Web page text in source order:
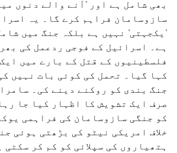
بھی شامل ہے اور 'آنے والے دنوں
سازوسامان فراہم کرے گا۔ یہ
'یکجہتی' نہیں ہے بلکہ جنگ میں
ہے۔ اسرائیل کے فوجی ردعمل کی
فلسطینیوں کے قتل کے بارے میں
کہا گیا۔ تحمل کی کوئی بات نہیں
جنگ بندی کو روکنے دینے کی۔
صرف ایک تشویش کا اظہار کیا جا
کو جنگی سازوسامان کی فراہمی
خلاف امریکی نیٹو کی بڑھتی ہوئی
ہتھیاروں کی سپلائی کو کم کر سکتی